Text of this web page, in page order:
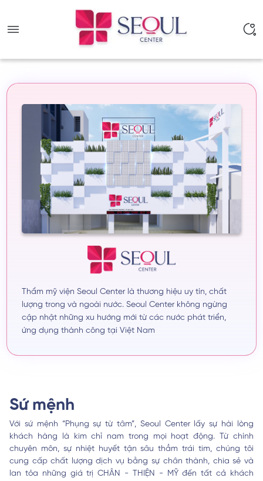
Thẩm mỹ viện Seoul Center là thương hiệu uy tín, chất
lượng trong và ngoài nước. Seoul Center không ngừng
cập nhật những xu hướng mới từ các nước phát triển,
ứng dụng thành công tại Việt Nam
Thương hiệu xây dựng cơ sở vật chất sang trọng, đẳng
đem lại những trải nghiệm làm đẹp , tạo dựng niềm tin
Sứ mệnh
Với sứ mệnh “Phụng sự từ tâm”, Seoul Center lấy sự hài lòng
khách hàng là kim chỉ nam trong mọi hoạt động. Từ chính
chuyên môn, sự nhiệt huyết tận sâu thẳm trái tim, chúng tôi
cung cấp chất lượng dịch vụ bằng sự chân thành, chia sẻ và
lan tỏa những giá trị CHÂN - THIỆN - MỸ đến tất cả khách